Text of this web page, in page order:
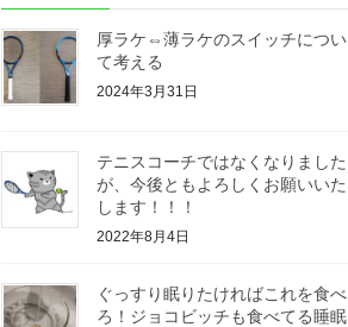
厚ラケ⇔薄ラケのスイッチについ
て考える
2024年3月31日
テニスコーチではなくなりました
が、今後ともよろしくお願いいた
します！！！
2022年8月4日
ぐっすり眠りたければこれを食べ
ろ！ジョコビッチも食べてる睡眠